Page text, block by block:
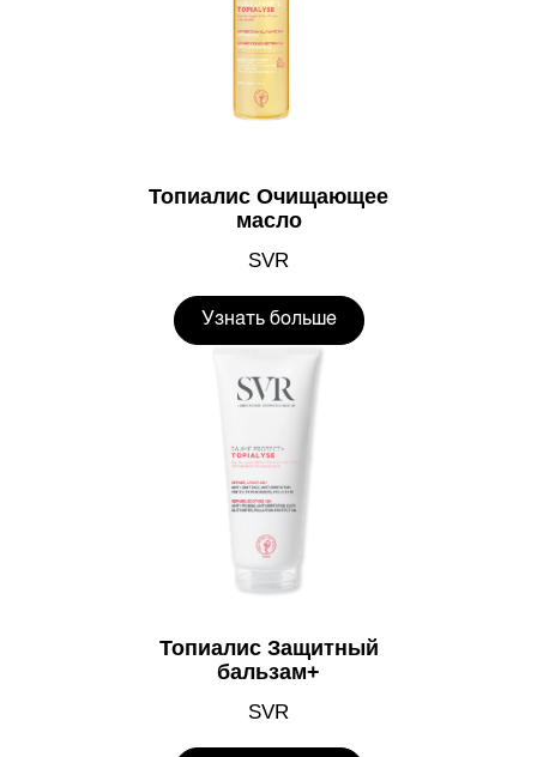
Топиалис Очищающее
масло
SVR
Узнать больше
Топиалис Защитный
бальзам+
SVR